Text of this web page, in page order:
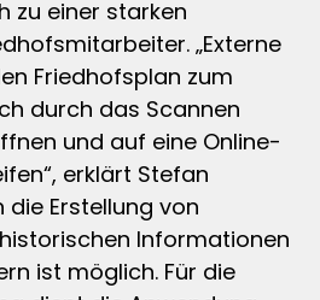
zu einer starken
„Externe
Friedhofsplan zum
durch das Scannen
und auf eine Online-
erklärt Stefan
die Erstellung von
Informationen
ist möglich. Für die